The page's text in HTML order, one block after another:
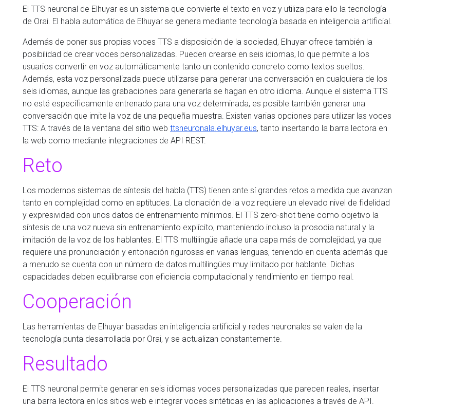
El TTS neuronal de Elhuyar es un sistema que convierte el texto en voz y utiliza para ello la tecnología
de Orai. El habla automática de Elhuyar se genera mediante tecnología basada en inteligencia artificial.
Además de poner sus propias voces TTS a disposición de la sociedad, Elhuyar ofrece también la
posibilidad de crear voces personalizadas. Pueden crearse en seis idiomas, lo que permite a los
usuarios convertir en voz automáticamente tanto un contenido concreto como textos sueltos.
Además, esta voz personalizada puede utilizarse para generar una conversación en cualquiera de los
seis idiomas, aunque las grabaciones para generarla se hagan en otro idioma. Aunque el sistema TTS
no esté específicamente entrenado para una voz determinada, es posible también generar una
conversación que imite la voz de una pequeña muestra. Existen varias opciones para utilizar las voces
TTS: A través de la ventana del sitio web ttsneuronala.elhuyar.eus, tanto insertando la barra lectora en
la web como mediante integraciones de API REST.
Reto
Los modernos sistemas de síntesis del habla (TTS) tienen ante sí grandes retos a medida que avanzan
tanto en complejidad como en aptitudes. La clonación de la voz requiere un elevado nivel de fidelidad
y expresividad con unos datos de entrenamiento mínimos. El TTS zero-shot tiene como objetivo la
síntesis de una voz nueva sin entrenamiento explícito, manteniendo incluso la prosodia natural y la
imitación de la voz de los hablantes. El TTS multilingüe añade una capa más de complejidad, ya que
requiere una pronunciación y entonación rigurosas en varias lenguas, teniendo en cuenta además que
a menudo se cuenta con un número de datos multilingües muy limitado por hablante. Dichas
capacidades deben equilibrarse con eficiencia computacional y rendimiento en tiempo real.
Cooperación
Las herramientas de Elhuyar basadas en inteligencia artificial y redes neuronales se valen de la
tecnología punta desarrollada por Orai, y se actualizan constantemente
Resultado
El TTS neuronal permite generar en seis idiomas voces personalizadas que parecen reales, insertar
una barra lectora en los sitios web e integrar voces sintéticas en las aplicaciones a través de API.